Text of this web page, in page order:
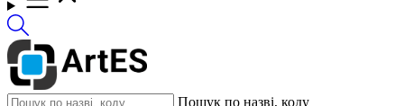
Пошук по назві, коду